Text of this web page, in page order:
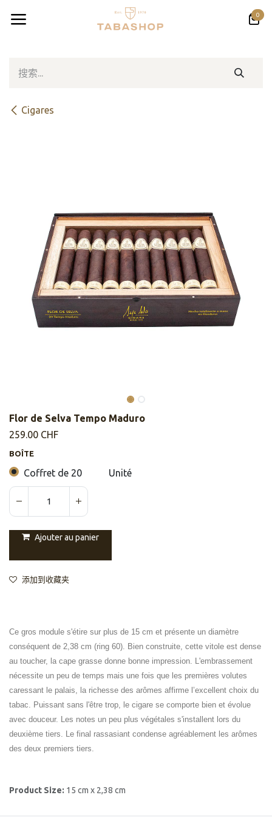
0
Cigares
Flor de Selva Tempo Maduro
259.00 CHF
BOÎTE
Coffret de 20 Unité
Ajouter au panier
添加到收藏夹
Ce gros module s'étire sur plus de 15 cm et présente un diamètre
conséquent de 2,38 cm (ring 60). Bien construite, cette vitole est dense
au toucher, la cape grasse donne bonne impression. L'embrassement
nécessite un peu de temps mais une fois que les premières volutes
caressant le palais, la richesse des arômes affirme l’excellent choix du
tabac. Puissant sans l'être trop, le cigare se comporte bien et évolue
avec douceur. Les notes un peu plus végétales s'installent lors du
deuxième tiers. Le final rassasiant condense agréablement les arômes
des deux premiers tiers.
Product Size: 15 cm x 2,38 cm